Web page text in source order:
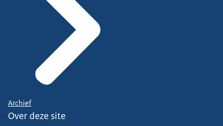
Archief
Over deze site